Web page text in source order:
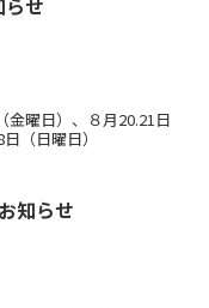
金曜日）、８月20.21日
（日曜日）
知らせ